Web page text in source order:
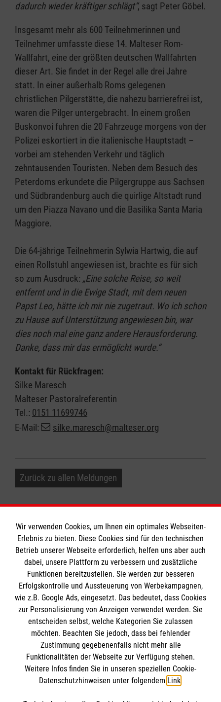
dadurch wieder kräftiger schlägt“, sagt Peter Göbel.
Insgesamt mehr als 600 Teilnehmerinnen und
Teilnehmer umfasste diese 14. Malteser Rom-
Wallfahrt, eine der größten deutschen Wallfahrten
dieser Art. Sie findet in der Regel alle drei Jahre
statt. In einer außerhalb Roms gelegenen
christlichen Pilgerstätte, die nahezu barrierefrei ist,
waren die Pilger untergebracht. In einem großen
Buskonvoi fuhren die 20 Fahrzeuge morgens von der
Polizei eskortiert in die italienische Hauptstadt –
vorbei am stehenden Verkehr und täglich
zehntausenden Touristen. Neben dem Besuch des
Peterdoms erkundete die Pilgergruppe aus Sachsen
und Südbrandenburg auch die quirlige Altstadt rund
um den Piazza Navano und die Basilika Santa Maria
Maggiore.
Die 64-jährige Teilnehmerin Sylwia Hartwig, die auf
einen Rollstuhl angewiesen ist, brachte es für sich
so zum Ausdruck: „Eine solche Reise, so weit
entfernt und in die Ewige Stadt, mit dem neuen
Papst Leo, hätte ich mir nie zugetraut. Wo ich schon
zu Hause auf Unterstützung angewiesen bin, war
dies noch mal eine ganz andere Herausforderung.
Danke, dass mir das ermöglicht wurde.“
Kontakt für Rückfragen:
Silke Maresch
Malteser Pastoralreferentin
Tel.: 0151 11699746
E-Mail:
silke.maresch@malteser.org
Zurück zu allen Meldungen
Informationen
Impressum
Datenschutz
Barrierefreiheit
Kontakt
Die Malteser
Malteser in Deutschland
Malteserorden
Sharepoint
Spendenkonto
Wir verwenden Cookies, um Ihnen ein optimales Webseiten-
Erlebnis zu bieten. Diese Cookies sind für den technischen
Betrieb unserer Webseite erforderlich, helfen uns aber auch
dabei, unsere Plattform zu verbessern und zusätzliche
Funktionen bereitzustellen. Sie werden zur besseren
Erfolgskontrolle und Aussteuerung von Werbekampagnen,
wie z.B. Google Ads, eingesetzt. Das bedeutet, dass Cookies
zur Personalisierung von Anzeigen verwendet werden. Sie
entscheiden selbst, welche Kategorien Sie zulassen
möchten. Beachten Sie jedoch, dass bei fehlender
Zustimmung gegebenenfalls nicht mehr alle
Funktionalitäten der Webseite zur Verfügung stehen.
Weitere Infos finden Sie in unseren speziellen Cookie-
Datenschutzhinweisen unter folgendem Link.